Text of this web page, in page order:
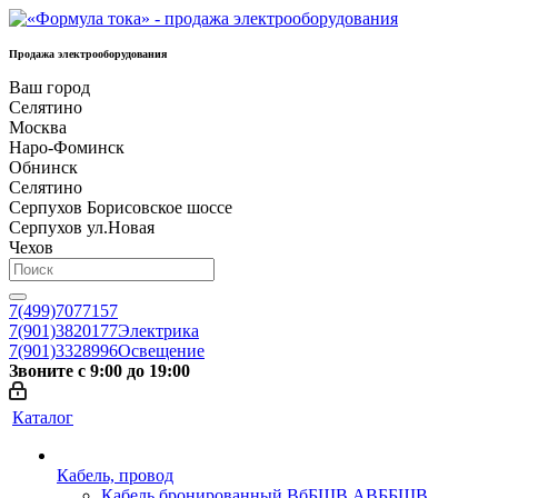
Продажа электрооборудования
Ваш город
Селятино
Москва
Наро-Фоминск
Обнинск
Селятино
Серпухов Борисовское шоссе
Серпухов ул.Новая
Чехов
7(499)7077157
7(901)3820177Электрика
7(901)3328996Освещение
Звоните с 9:00 до 19:00
Каталог
Кабель, провод